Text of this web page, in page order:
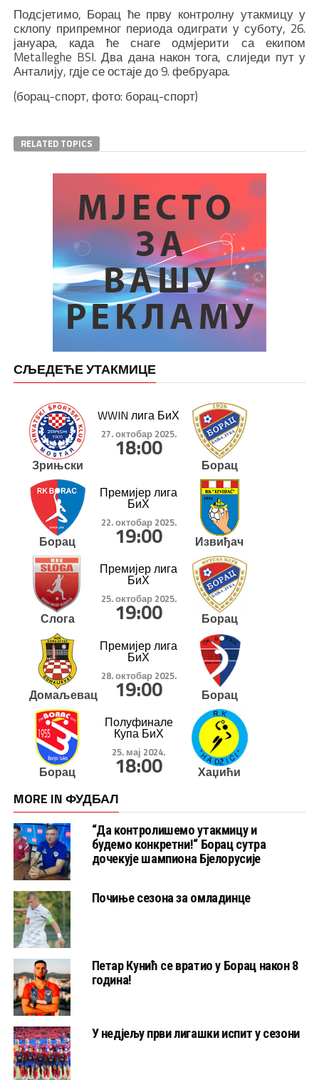
Подсјетимо, Борац ће прву контролну утакмицу у
склопу припремног периода одиграти у суботу, 26.
јануара, када ће снаге одмјерити са екипом
Metalleghe BSI. Два дана након тога, слиједи пут у
Анталију, гдје се остаје до 9. фебруара.
(борац-спорт, фото: борац-спорт)
RELATED TOPICS
СЉЕДЕЋЕ УТАКМИЦЕ
Зрињски
WWIN лига БиХ
27. октобар 2025.
18:00
Борац
Борац
Премијер лига
БиХ
22. октобар 2025.
19:00 Извиђач
Слога
Премијер лига
БиХ
25. октобар 2025.
19:00 Борац
Домаљевац
Премијер лига
БиХ
28. октобар 2025.
19:00 Борац
Борац
Полуфинале
Купа БиХ
25. мај 2024.
18:00 Хаџићи
MORE IN ФУДБАЛ
“Да контролишемо утакмицу и
будемо конкретни!“ Борац сутра
дочекује шампиона Бјелорусије
Почиње сезона за омладинце
Петар Кунић се вратио у Борац након 8
година!
У недјељу први лигашки испит у сезони